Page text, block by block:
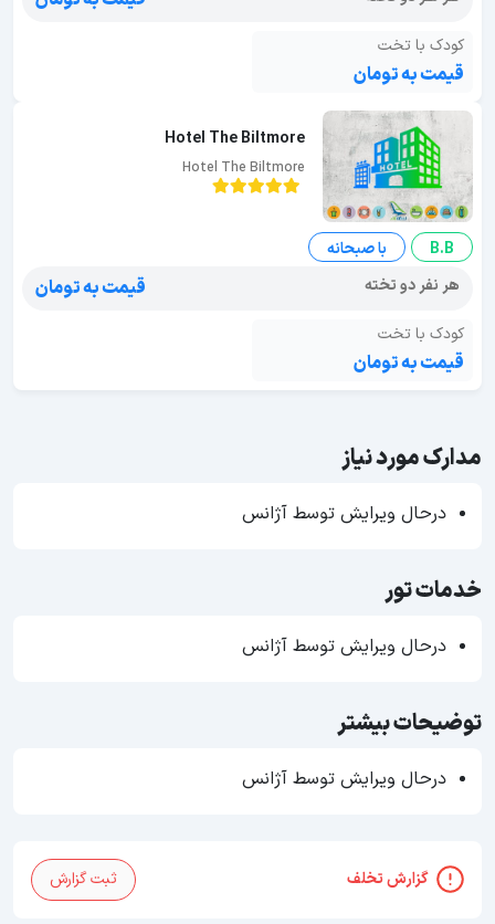
کودک با تخت
قیمت به تومان
Hotel The Biltmore
Hotel The Biltmore
B.B
با صبحانه
هر نفر دو تخته
قیمت به تومان
کودک با تخت
قیمت به تومان
مدارک مورد نیاز
درحال ویرایش توسط آژانس
خدمات تور
درحال ویرایش توسط آژانس
توضیحات بیشتر
درحال ویرایش توسط آژانس
گزارش تخلف ثبت گزارش